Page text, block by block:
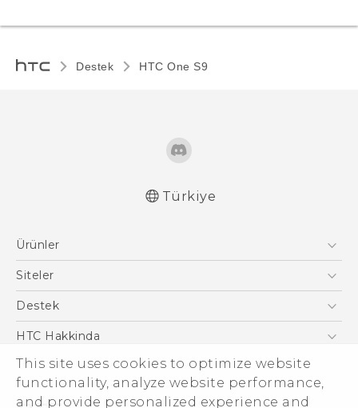
This site uses cookies to optimize website
functionality, analyze website performance,
and provide personalized experience and
Destek HTC One S9‎
Türkiye
Ürünler
Akıllı Telefonlar
VIVE
Siteler
HTC Dev
Destek
Destek Merkezi
HTC Hakkinda
ESG
Yatırımcı (İNGİLİZCE)